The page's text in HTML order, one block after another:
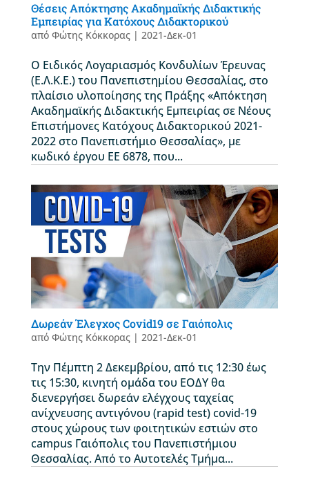
Θέσεις Απόκτησης Ακαδημαϊκής Διδακτικής
Εμπειρίας για Κατόχους Διδακτορικού
από Φώτης Κόκκορας| 2021-Δεκ-01
O Ειδικός Λογαριασμός Κονδυλίων Έρευνας
(Ε.Λ.Κ.Ε.) του Πανεπιστημίου Θεσσαλίας, στο
πλαίσιο υλοποίησης της Πράξης «Απόκτηση
Ακαδημαϊκής Διδακτικής Εμπειρίας σε Νέους
Επιστήμονες Κατόχους Διδακτορικού 2021-
2022 στο Πανεπιστήμιο Θεσσαλίας», με
κωδικό έργου ΕΕ 6878, που...
Δωρεάν Έλεγχος Covid19 σε Γαιόπολις
από Φώτης Κόκκορας| 2021-Δεκ-01
Tην Πέμπτη 2 Δεκεμβρίου, από τις 12:30 έως
τις 15:30, κινητή ομάδα του ΕΟΔΥ θα
διενεργήσει δωρεάν ελέγχους ταχείας
ανίχνευσης αντιγόνου (rapid test) covid-19
στους χώρους των φοιτητικών εστιών στο
campus Γαιόπολις του Πανεπιστήμιου
Θεσσαλίας. Από το Αυτοτελές Τμήμα...